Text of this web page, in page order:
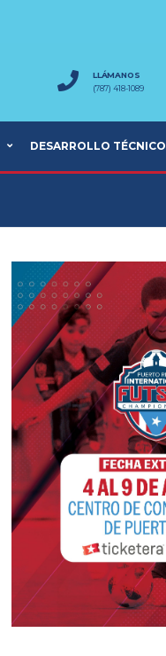
LLÁMANOS
(787) 418-1089
DESARROLLO TÉCNICO